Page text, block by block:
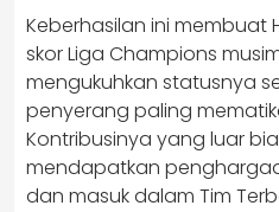
Keberhasilan ini membuat
skor Liga Champions
mengukuhkan statusnya
penyerang paling
Kontribusinya yang luar
mendapatkan
dan masuk dalam Tim